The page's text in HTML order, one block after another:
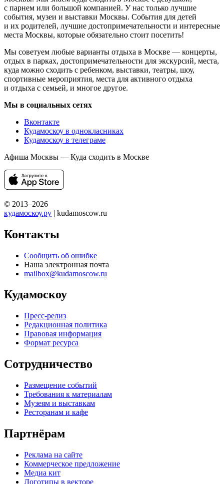
с парнем или большой компанией. У нас только лучшие
события, музеи и выставки Москвы. События для детей
и их родителей, лучшие достопримечательности и интересные
места Москвы, которые обязательно стоит посетить!
Мы советуем любые варианты отдыха в Москве — концерты,
отдых в парках, достопримечательности для экскурсий, места,
куда можно сходить с ребенком, выставки, театры, шоу,
спортивные мероприятия, места для активного отдыха
и отдыха с семьей, и многое другое.
Мы в социальных сетях
Вконтакте
Кудамоскоу в однокласниках
Кудамоскоу в телеграме
Афиша Москвы — Куда сходить в Москве
© 2013–2026
кудамоскоу.ру | kudamoscow.ru
Контакты
Сообщить об ошибке
Наша электронная почта
mailbox@kudamoscow.ru
Кудамоскоу
Пресс-релиз
Редакционная политика
Правовая информация
Формат ресурса
Сотрудничество
Размещение событий
Требования к материалам
Музеям и выставкам
Ресторанам и кафе
Партнёрам
Реклама на сайте
Коммерческое предложение
Медиа кит
Логотипы в векторе